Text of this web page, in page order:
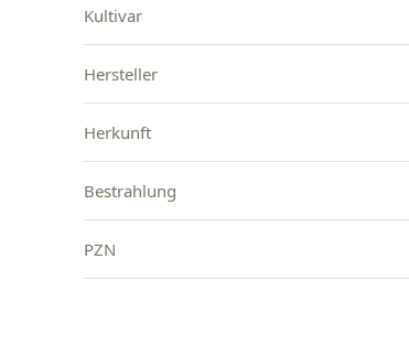
Kultivar
Hersteller
Herkunft
Bestrahlung
PZN